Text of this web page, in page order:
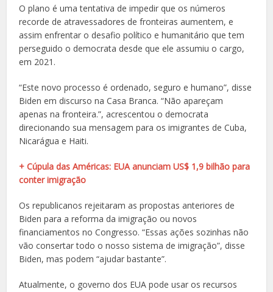
O plano é uma tentativa de impedir que os números
recorde de atravessadores de fronteiras aumentem, e
assim enfrentar o desafio político e humanitário que tem
perseguido o democrata desde que ele assumiu o cargo,
em 2021.
“Este novo processo é ordenado, seguro e humano”, disse
Biden em discurso na Casa Branca. “Não apareçam
apenas na fronteira.”, acrescentou o democrata
direcionando sua mensagem para os imigrantes de Cuba,
Nicarágua e Haiti.
+ Cúpula das Américas: EUA anunciam US$ 1,9 bilhão para
conter imigração
Os republicanos rejeitaram as propostas anteriores de
Biden para a reforma da imigração ou novos
financiamentos no Congresso. “Essas ações sozinhas não
vão consertar todo o nosso sistema de imigração”, disse
Biden, mas podem “ajudar bastante”.
Atualmente, o governo dos EUA pode usar os recursos